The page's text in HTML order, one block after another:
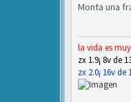
Monta una
la vida es
zx 1.9¡ 8v de
zx 2.0¡ 16v